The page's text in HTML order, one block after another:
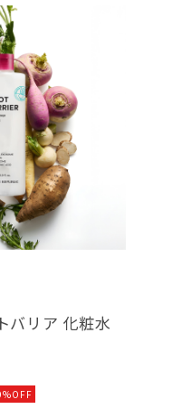
バリア 化粧水